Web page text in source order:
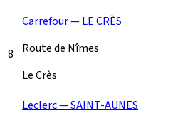
8
Carrefour — LE CRÈS
Route de Nîmes
Le Crès
Leclerc — SAINT-AUNES